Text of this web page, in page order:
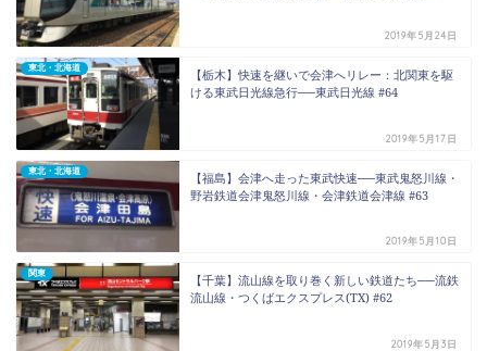
2019年5月24日
東北・北海道
【栃木】快速を継いで会津へリレー：北関東を駆
ける東武日光線急行──東武日光線 #64
2019年5月17日
東北・北海道
【福島】会津へ走った東武快速──東武鬼怒川線・
野岩鉄道会津鬼怒川線・会津鉄道会津線 #63
2019年5月10日
関東
【千葉】流山線を取り巻く新しい鉄道たち──流鉄
流山線・つくばエクスプレス(TX) #62
2019年5月3日